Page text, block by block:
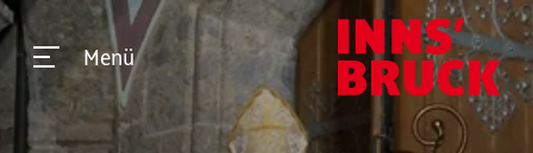
Menü